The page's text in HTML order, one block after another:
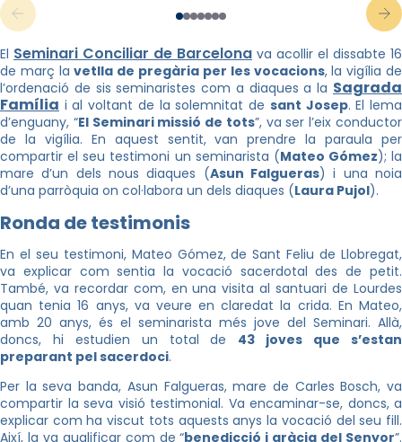
El Seminari Conciliar de Barcelona va acollir el dissabte 16
de març lavetlla de pregària per les vocacions, la vigília de
l’ordenació de sis seminaristes com a diaques a la Sagrada
Família i al voltant de la solemnitat de sant Josep. El lema
d’enguany, “El Seminari missió de tots”, va ser l’eix conductor
de la vigília. En aquest sentit, van prendre la paraula per
compartir el seu testimoni un seminarista (Mateo Gómez); la
mare d’un dels nous diaques (Asun Falgueras) i una noia
d’una parròquia on col·labora un dels diaques (Laura Pujol).
Ronda de testimonis
En el seu testimoni, Mateo Gómez, de Sant Feliu de Llobregat,
va explicar com sentia la vocació sacerdotal des de petit.
També, va recordar com, en una visita al santuari de Lourdes
quan tenia 16 anys, va veure en claredat la crida. En Mateo,
amb 20 anys, és el seminarista més jove del Seminari. Allà,
doncs, hi estudien un total de 43 joves que s’estan
preparant pel sacerdoci.
Per la seva banda, Asun Falgueras, mare de Carles Bosch, va
compartir la seva visió testimonial. Va encaminar-se, doncs, a
explicar com ha viscut tots aquests anys la vocació del seu fill.
Així, la va qualificar com de “benedicció i gràcia del Senyor”.